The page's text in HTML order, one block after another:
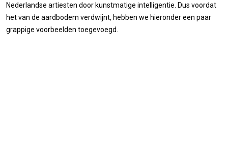
Nederlandse artiesten door kunstmatige intelligentie. Dus voordat
het van de aardbodem verdwijnt, hebben we hieronder een paar
grappige voorbeelden toegevoegd.